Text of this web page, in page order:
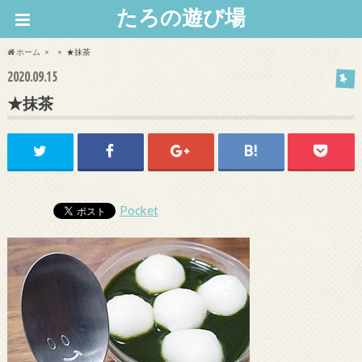
たろの遊び場
ホーム ★抹茶
2020.09.15
★抹茶
Pocket